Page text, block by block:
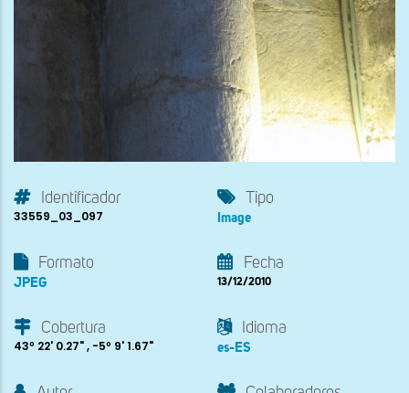
Identificador
33559_03_097
Tipo
Image
Formato
JPEG
Fecha
13/12/2010
Cobertura
43º 22' 0.27" , -5º 9' 1.67"
Idioma
es-ES